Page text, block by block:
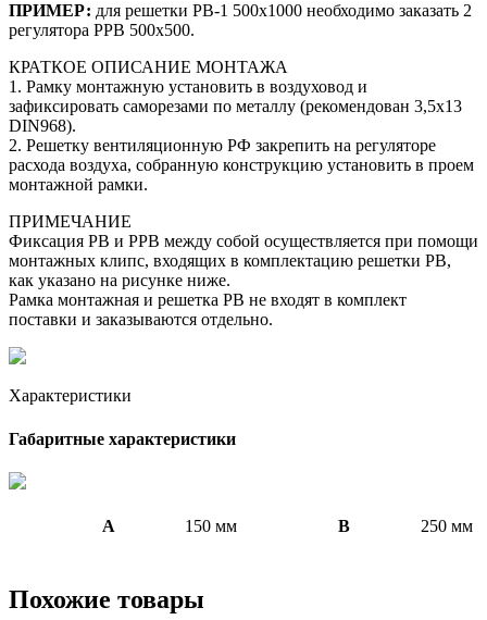
ПРИМЕР: для решетки РВ-1 500х1000 необходимо заказать 2
регулятора РРВ 500х500.
КРАТКОЕ ОПИСАНИЕ МОНТАЖА
1. Рамку монтажную установить в воздуховод и
зафиксировать саморезами по металлу (рекомендован 3,5х13
DIN968).
2. Решетку вентиляционную РФ закрепить на регуляторе
расхода воздуха, собранную конструкцию установить в проем
монтажной рамки.
ПРИМЕЧАНИЕ
Фиксация РВ и РРВ между собой осуществляется при помощи
монтажных клипс, входящих в комплектацию решетки РВ,
как указано на рисунке ниже.
Рамка монтажная и решетка РВ не входят в комплект
поставки и заказываются отдельно.
Характеристики
Габаритные характеристики
A 150 мм B 250 мм
Похожие товары